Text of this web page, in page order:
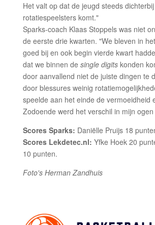
Het valt op dat de jeugd steeds
rotatiespeelsters komt."
Sparks-coach Klaas Stoppels was niet
de eerste drie kwarten. "We bleven in
goed bij en ook begin vierde kwart
dat we binnen de single digitskonden
door aanvallend niet de juiste dingen te
door blessures weinig
speelde aan het einde de vermoeidheid
Zodoende werd het verschil in mijn
Scores Sparks: Daniëlle Pruijs 18
Scores Lekdetec.nl: Yfke Hoek 20
10 punten.
Foto's Herman Zandhuis